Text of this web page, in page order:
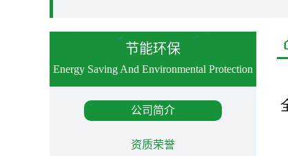
节能环保
Energy Saving And Environmental Protection
公司简介
资质荣誉